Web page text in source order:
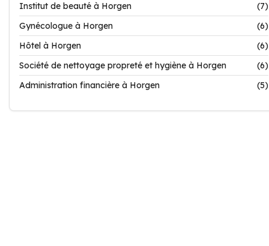
Institut de beauté à Horgen
(7)
Gynécologue à Horgen
(6)
Hôtel à Horgen
(6)
Société de nettoyage propreté et hygiène à Horgen
(6)
Administration financière à Horgen
(5)